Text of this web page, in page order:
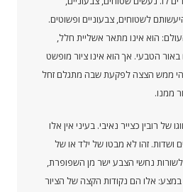
לשטוחים, צבעוניים ופשוטים.
הוא אינו מתאר אשליית חלל,
באור הטבעי. אך הוא אינו ציור מופשט
ממש הצצה לפקעת שבה מתגלם זחל
ממנו.
של רובין כצייר נאיבי. בעיני אין אלו
ושדות. זהו לא מבטו של ילד או של
נחשי הצבע ישר מן השפופרת,
אלו הם נקודות הקצה של הציור